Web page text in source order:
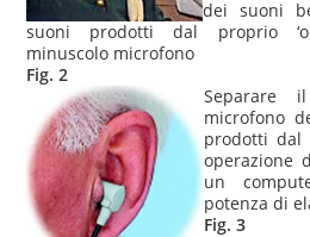
dei suoni
suoni prodotti dal proprio
minuscolo microfono
Fig. 2
Separare
microfono
prodotti dal
operazione
un
potenza di
Fig. 3